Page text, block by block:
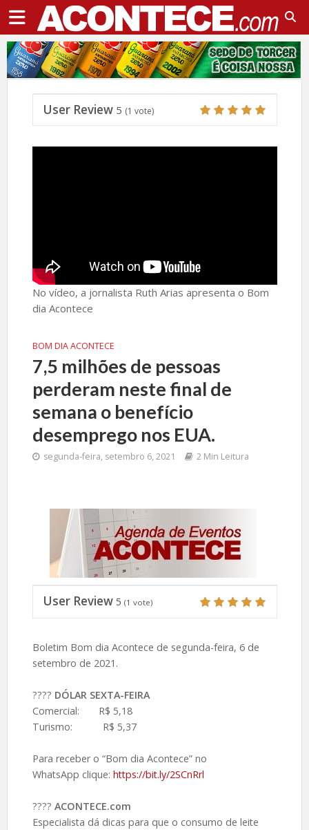
User Review 5 (1 vote)
No vídeo, a jornalista Ruth Arias apresenta o Bom
dia Acontece
BOM DIA ACONTECE
7,5 milhões de pessoas
perderam neste final de
semana o benefício
desemprego nos EUA.
segunda-feira, setembro 6, 2021 2 Min Leitura
User Review 5 (1 vote)
Boletim Bom dia Acontece de segunda-feira, 6 de
setembro de 2021.
????️ DÓLAR SEXTA-FEIRA
Comercial: R$ 5,18
Turismo: R$ 5,37
Para receber o “Bom dia Acontece” no
WhatsApp clique: https://bit.ly/2SCnRrl
????️ ACONTECE.com
Especialista dá dicas para que o consumo de leite